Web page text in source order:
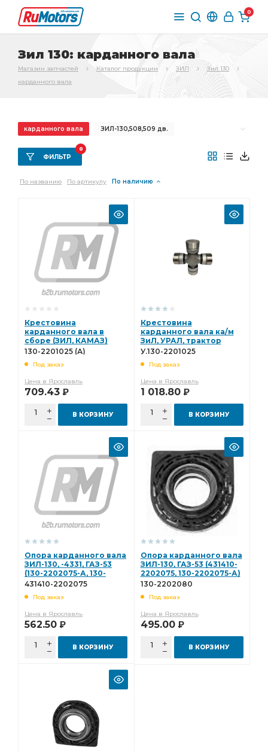
0
Зил 130: карданного вала
Магазин запчастей Каталог продукции ЗИЛ
Зил 130
карданного вала
карданного вала ЗИЛ-130,508,509 дв.
КПП ЗИЛ-130 "АМО ЗИЛ"
Комплект коренных вкладышей
коренных вкладышей Комплект шатунных
Комплект шатунных вкладышей
шатунных вкладышей 508 дв./
Двигатель ЗиЛ-130 ЗИЛ ЧМЗ Вал карданный
водяного насоса /ЗИЛ 508 ЗИЛ МАЗ
Радиатор водяной /ЗИЛ 508 дв./
Распределитель зажигания
ФИЛЬТР
0
По названию По артикулу По наличию
Крестовина
карданного вала в
сборе (ЗИЛ, КАМАЗ)
(под планку)
(А)
130-2201025 (А)
Под заказ
Цена в Ярославль
709.43 Р
В КОРЗИНУ
Крестовина
карданного вала ка/м
ЗиЛ, УРАЛ, трактор
ДТ-75, ТТ-4 (39*118) У.130-
У.130-2201025
Под заказ
Цена в Ярославль
1 018.80 Р
В КОРЗИНУ
Опора карданного вала
ЗИЛ-130, -4331, ГАЗ-53
(130-2202075-А, 130-
2202080) 431410-
431410-2202075
Под заказ
Цена в Ярославль
562.50 Р
В КОРЗИНУ
Опора карданного вала
ЗИЛ-130, ГАЗ-53 (431410-
2202075, 130-2202075-А)
130-2202080
130-2202080
Под заказ
Цена в Ярославль
495.00 Р
В КОРЗИНУ